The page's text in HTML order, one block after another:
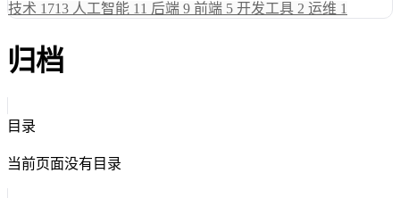
技术 1713 人工智能 11 后端 9 前端 5 开发工具 2 运维 1
归档
目录
当前页面没有目录